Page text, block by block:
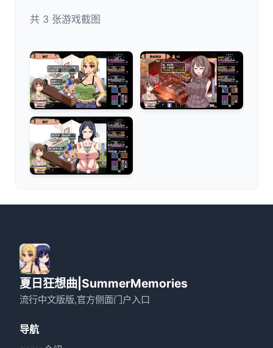
共 3 张游戏截图
夏日狂想曲|SummerMemories
流行中文版版,官方侧面门户入口
导航